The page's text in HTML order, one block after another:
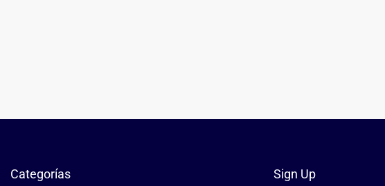
Categorías Sign Up